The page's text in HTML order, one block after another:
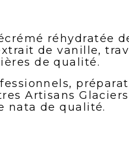
réhydratée
de vanille,
de qualité.
Artisans
nata de qualité.